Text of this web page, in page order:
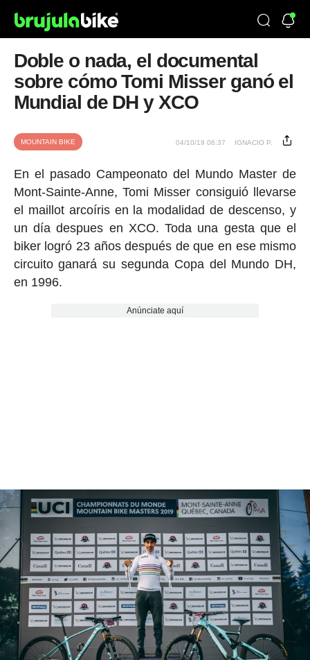
Doble o nada, el documental
sobre cómo Tomi Misser ganó el
Mundial de DH y XCO
MOUNTAIN BIKE 04/10/19 06:37 IGNACIO P.
En el pasado Campeonato del Mundo Master de
Mont-Sainte-Anne, Tomi Misser consiguió llevarse
el maillot arcoíris en la modalidad de descenso, y
un día despues en XCO. Toda una gesta que el
biker logró 23 años después de que en ese mismo
circuito ganará su segunda Copa del Mundo DH,
en 1996.
Anúnciate aquí